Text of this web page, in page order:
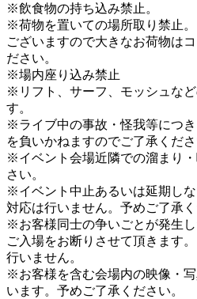
※飲食物の持ち込み禁止。
※荷物を置いての場所取り禁止
ございますので大きなお荷物は
ださい。
※場内座り込み禁止
※リフト、サーフ、モッシュな
す。
※ライブ中の事故・怪我等につ
を負いかねますのでご了承くださ
※イベント会場近隣での溜まり
さい。
※イベント中止あるいは延期し
対応は行いません。予めご了承く
※お客様同士の争いごとが発生
ご入場をお断りさせて頂きます
行いません。
※お客様を含む会場内の映像・
います。予めご了承ください。